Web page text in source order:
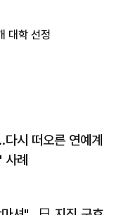
대학 선정
시 떠오른 연예계
례